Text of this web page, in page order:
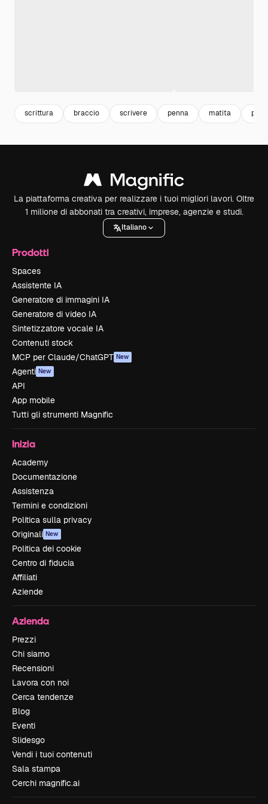
scrittura braccio scrivere penna matita
La piattaforma creativa per realizzare i tuoi migliori lavori. Oltre
1 milione di abbonati tra creativi, imprese, agenzie e studi.
Italiano
Prodotti
Spaces
Assistente IA
Generatore di immagini IA
Generatore di video IA
Sintetizzatore vocale IA
Contenuti stock
MCP per Claude/ChatGPT New
Agenti New
API
App mobile
Tutti gli strumenti Magnific
Inizia
Academy
Documentazione
Assistenza
Termini e condizioni
Politica sulla privacy
Originali New
Politica dei cookie
Centro di fiducia
Affiliati
Aziende
Azienda
Prezzi
Chi siamo
Recensioni
Lavora con noi
Cerca tendenze
Blog
Eventi
Slidesgo
Vendi i tuoi contenuti
Sala stampa
Cerchi magnific.ai